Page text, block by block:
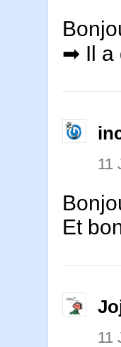
➡ Il a
11
Et
11